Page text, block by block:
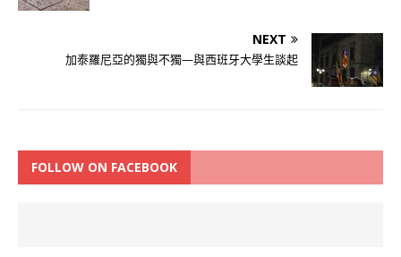
NEXT
加泰羅尼亞的獨與不獨—與西班牙大學生談起
FOLLOW ON FACEBOOK